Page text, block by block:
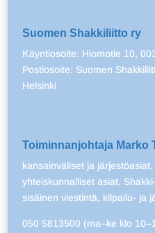
Suomen Shakkiliitto ry
Käyntiosoite: Hiomotie 10,
Postiosoite: Suomen
Helsinki
Toiminnanjohtaja Marko
kansainväliset ja
yhteiskunnalliset asiat,
sisäinen viestintä, kilpailu- ja
050 5813500 (ma–ke klo